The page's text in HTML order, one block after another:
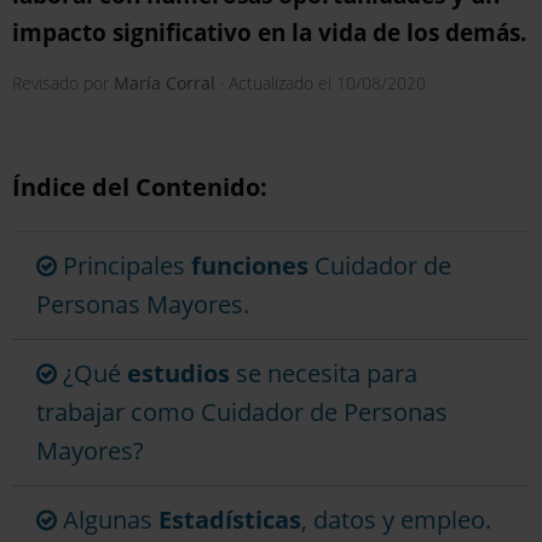
impacto significativo en la vida de los demás.
Revisado por María Corral · Actualizado el 10/08/2020
Índice del Contenido:
Principales funciones Cuidador de
Personas Mayores.
¿Qué estudios se necesita para
trabajar como Cuidador de Personas
Mayores?
Algunas Estadísticas, datos y empleo.